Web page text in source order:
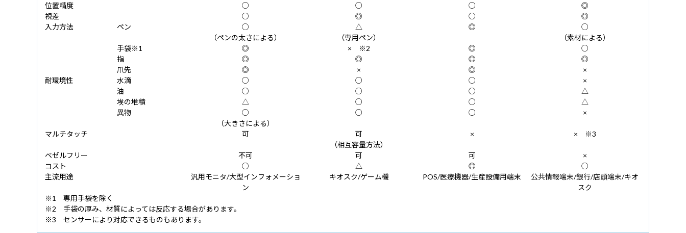
位置精度
○ ○ ○
◎
視差
○ ◎ ○
◎
入力方法
ペン
○
（ペンの太さによる）
△
（専用ペン）
◎
○
（素材による）
手袋※1
◎ × ※2 ◎
○
指
◎ ◎ ◎
◎
爪先
◎ × ◎
×
耐環境性
水滴 ○ ○ ○
×
油
○ ○ ○
△
埃の堆積
△ ○ ○
△
異物
○
（大きさによる）
○ ○ ×
マルチタッチ 可
可
（相互容量方法）
× × ※3
ベゼルフリー 不可 可 可
×
コスト
○ △ ◎
○
主流用途
汎用モニタ/大型インフォメーショ
ン
キオスク/ゲーム機 POS/医療機器/生産設備用端末
公共情報端末/銀行/店頭端末/キオ
スク
※1 専用手袋を除く
※2 手袋の厚み、材質によっては反応する場合があります。
※3 センサーにより対応できるものもあります。